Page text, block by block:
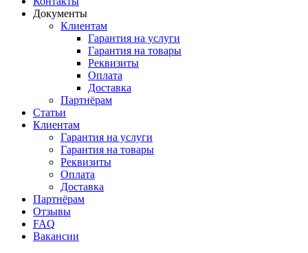
Документы
Клиентам
Гарантия на услуги
Гарантия на товары
Реквизиты
Оплата
Доставка
Партнёрам
Статьи
Клиентам
Гарантия на услуги
Гарантия на товары
Реквизиты
Оплата
Доставка
Партнёрам
Отзывы
FAQ
Вакансии